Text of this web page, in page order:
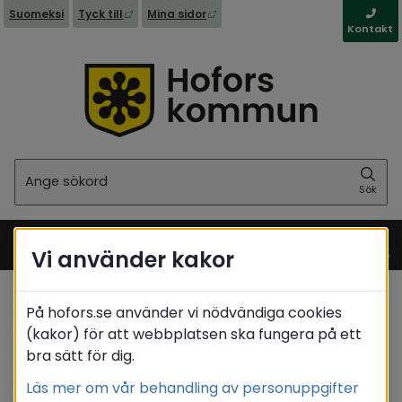
Suomeksi Tyck till Länk till annan webbplats, öppnas i nytt
Mina sidor Länk till annan webbplats,
Kontakt
Sök
Meny
Startsida
Stöd & omsorg
/ Stöd tillbaka till arbetslivet
/ Haga trädgårdar
/ Vad arbetar deltagarna med i växthuset?
Vi använder kakor
På hofors.se använder vi nödvändiga cookies
(kakor) för att webbplatsen ska fungera på ett
bra sätt för dig.
Läs mer om vår behandling av personuppgifter